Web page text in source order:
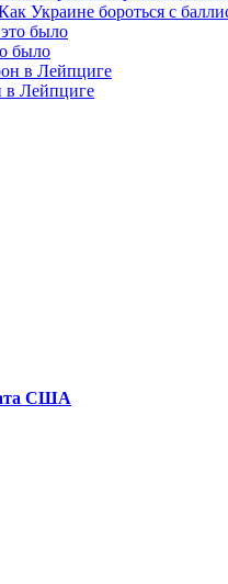
Украине бороться с
было
в Лейпциге
США